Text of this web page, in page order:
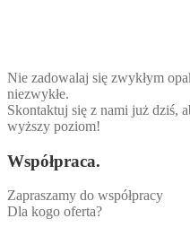
Nie zadowalaj się zwykłym
niezwykłe.
Skontaktuj się z nami już dziś,
wyższy poziom!
Współpraca.
Zapraszamy do współpracy
Dla kogo oferta?